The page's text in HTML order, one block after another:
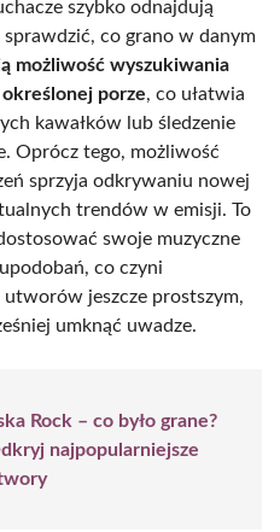
szybko odnajdują
co grano w danym
możliwość wyszukiwania
porze, co ułatwia
kawałków lub śledzenie
Oprócz tego, możliwość
sprzyja odkrywaniu nowej
trendów w emisji. To
swoje muzyczne
co czyni
jeszcze prostszym,
umknąć uwadze.
Rock – co było grane?
najpopularniejsze